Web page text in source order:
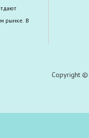
рынке. В
Copyright ©